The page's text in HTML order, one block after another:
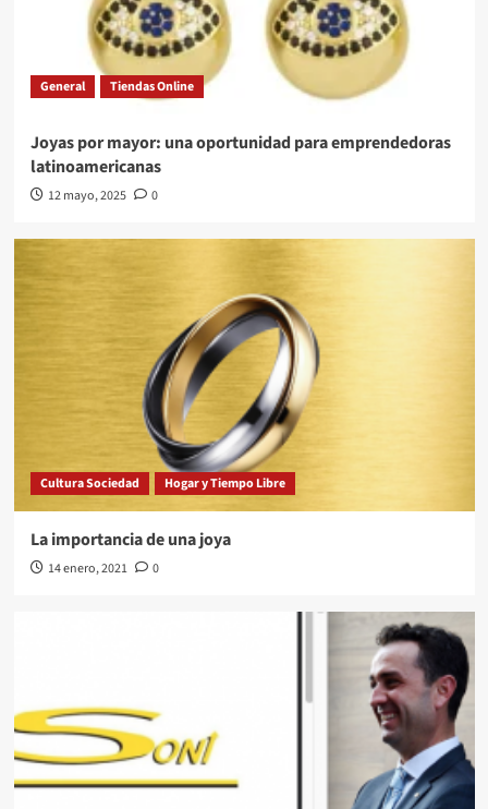
General Tiendas Online
Joyas por mayor: una oportunidad para emprendedoras
latinoamericanas
12 mayo, 2025 0
Cultura Sociedad Hogar y Tiempo Libre
La importancia de una joya
14 enero, 2021 0